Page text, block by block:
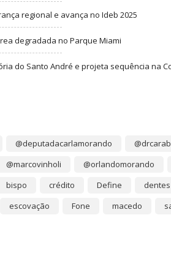
regional e avança no Ideb 2025
degradada no Parque Miami
do Santo André e projeta sequência na
@deputadacarlamorando
@marcovinholi
@orlandomorando
bispo crédito Define
dentes
escovação Fone macedo